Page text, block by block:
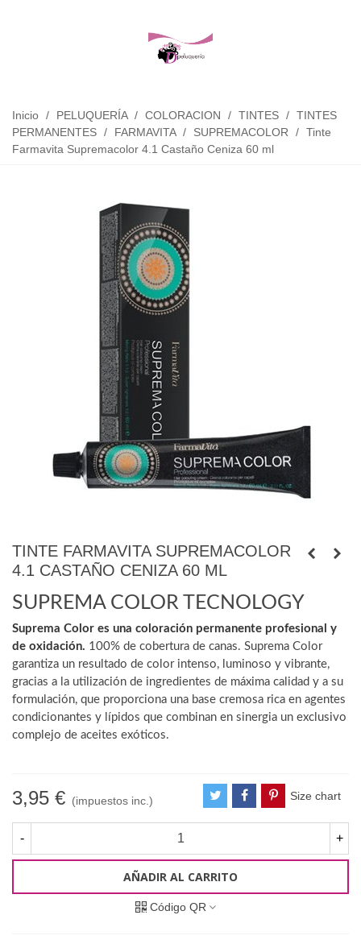
Inicio / PELUQUERÍA / COLORACION / TINTES / TINTES
PERMANENTES / FARMAVITA / SUPREMACOLOR / Tinte
Farmavita Supremacolor 4.1 Castaño Ceniza 60 ml
TINTE FARMAVITA SUPREMACOLOR
4.1 CASTAÑO CENIZA 60 ML
SUPREMA COLOR TECNOLOGY
Suprema Color es una coloración permanente profesional y
de oxidación. 100% de cobertura de canas. Suprema Color
garantiza un resultado de color intenso, luminoso y vibrante,
gracias a la utilización de ingredientes de máxima calidad y a su
formulación, que proporciona una base cremosa rica en agentes
condicionantes y lípidos que combinan en sinergia un exclusivo
complejo de aceites exóticos.
3,95 € (impuestos inc.) Size chart
- +
AÑADIR AL CARRITO
Código QR